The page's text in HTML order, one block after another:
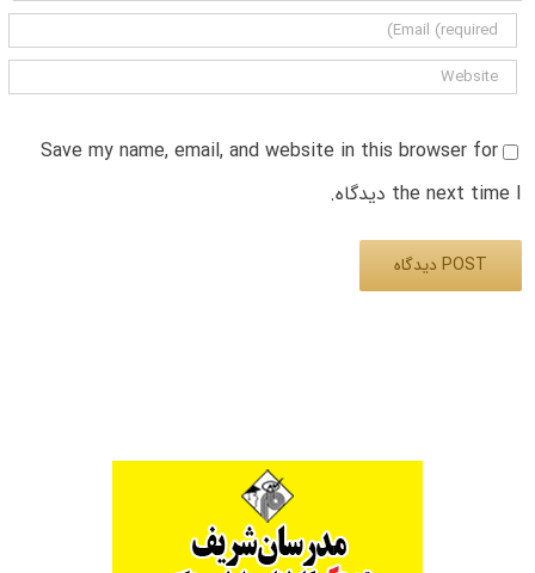
Save my name, email, and website in this browser for
the next time I دیدگاه.